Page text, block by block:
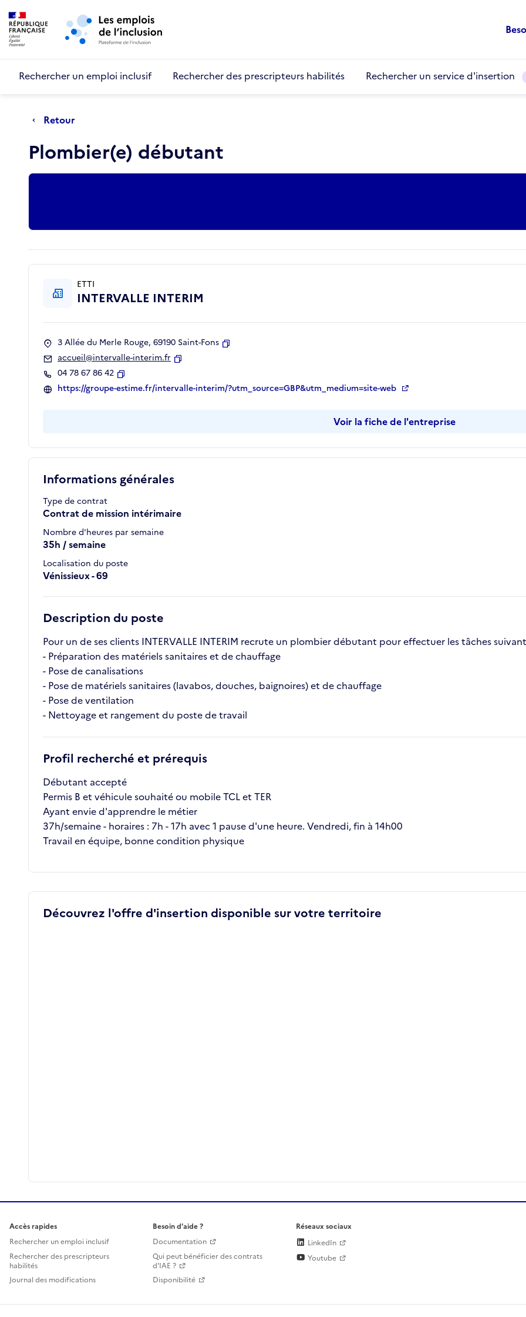
Aller au menu principal
Rechercher un emploi inclusif Rechercher des prescripteurs habilités Rechercher un service d'insertion
Retour
Plombier(e) débutant
Informations générales
Type de contrat
Contrat de mission intérimaire
Nombre d'heures par semaine
35h / semaine
Localisation du poste
Vénissieux - 69
Description du poste
Pour un de ses clients INTERVALLE INTERIM recrute un plombier débutant pour effectuer les tâches
- Préparation des matériels sanitaires et de chauffage
- Pose de canalisations
- Pose de matériels sanitaires (lavabos, douches, baignoires) et de chauffage
- Pose de ventilation
- Nettoyage et rangement du poste de travail
Profil recherché et prérequis
Débutant accepté
Permis B et véhicule souhaité ou mobile TCL et TER
Ayant envie d'apprendre le métier
37h/semaine - horaires : 7h - 17h avec 1 pause d'une heure. Vendredi, fin à 14h00
Travail en équipe, bonne condition physique
ETTI
INTERVALLE INTERIM
3 Allée du Merle Rouge, 69190 Saint-Fons
accueil@intervalle-interim.fr
04 78 67 86 42
Copier
https://groupe-estime.fr/intervalle-interim/?utm_source=GBP&utm_medium=site-web
Voir la fiche de l'entreprise
Découvrez l'offre d'insertion disponible sur votre territoire
Accès rapides
Rechercher un emploi inclusif
Rechercher des prescripteurs
habilités
Journal des modifications
Besoin d'aide ?
Documentation
Qui peut bénéficier des contrats
d'IAE ?
Disponibilité
Réseaux sociaux
LinkedIn
Youtube